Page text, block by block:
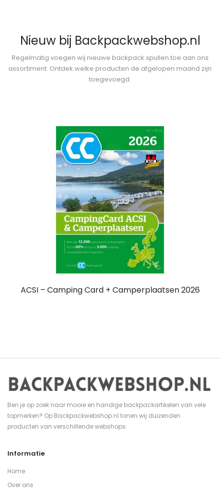
Nieuw bij Backpackwebshop.nl
Regelmatig voegen wij nieuwe backpack spullen toe aan ons
assortiment. Ontdek welke producten de afgelopen maand zijn
toegevoegd.
ACSI – Camping Card + Camperplaatsen 2026
Ben je op zoek naar mooie en handige backpackartikelen van vele
topmerken? Op Backpackwebshop.nl tonen wij duizenden
producten van verschillende webshops.
Informatie
Home
Over ons